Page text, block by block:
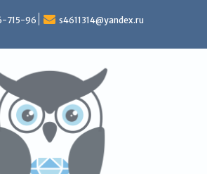
715-96 s4611314@yandex.ru